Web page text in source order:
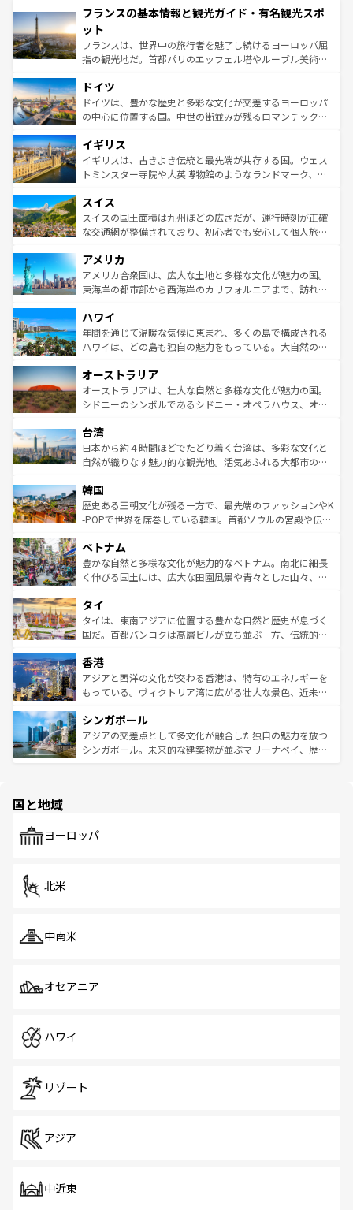
ませてくれるイタリアで、忘れられない旅をしてみよう！
なお、新着のイタリア情報は
しい。
文化が根付くこの国では、情熱的なフラメンコ、熱気あふ
れる闘牛、そして美味しいタパスが生活の一部となってい
る。首都マドリードの洗練された雰囲気や、バルセロナの
アートに溢れた街角から、地方では古代ローマ遺跡や中世
せる。地方によって風土や気候が異なるスペインはその個
性で訪れる人を魅了する。 なお、新着のスペイン情報は コ
ンテンツ一覧を参照してほしい。
フランスの基本情報と観光ガイド・有名観光スポ
ット
フランスは、世界中の旅行者を魅了し続けるヨーロッパ屈
指の観光地だ。首都パリのエッフェル塔やルーブル美術館
で、幅広い魅力が詰まっている。華麗な宮殿、歴史的な大
聖堂、美しいビーチ、そして豊かな自然が、訪れる者を心
から魅了する。また、フランスは美食の国としても知ら
いる。シャンパンの発祥地であるランス、プロヴァンスの
香り高いラベンダー畑など、多彩な楽しみ方が可能だ。さ
らに、パリ以外の地域にも魅力が溢れており、どの街角に
れる地方に足を運ぶとそれぞれで全く異なる文化を体験で
きるだろう。 なお、新着のフランス情報はコンテンツ一覧
を参照してほしい。
ドイツ
ドイツは、豊かな歴史と多彩な文化が交差するヨーロッパ
の中心に位置する国。中世の街並みが残るロマンチック街
顔を持つこの国は、どこを歩いても飽きることがない。ベ
ルリンの文化的活気、バイエルン州のアルプスの絶景、そ
してライン川沿いのワイン畑といった風景は必見。ビール
は、お酒好きな人にはぜひ体験してほしい。 なお、新着の
ドイツ情報はコンテンツ一覧を参照してほしい。
イギリス
イギリスは、古きよき伝統と最先端が共存する国。ウェス
トミンスター寺院や大英博物館のようなランドマーク、歴
リアごとに異なる魅力がある。また、優雅なアフタヌーン
ティー、ビール好きにはたまらない英国パブ、サッカー観
戦など、本場だからこそできる体験も豊富。イギリスを旅
ンツ一覧を参照してほしい。
スイス
スイスの国土面積は九州ほどの広さだが、運行時刻が正確
な交通網が整備されており、初心者でも安心して個人旅行
の建物がそのまま残る町や、スイスならではのユニークな
博物館もあり、アルプス観光だけでなく町歩きも満喫する
ことができる。国民の所得が高いため物価も高いが、旅行
ば市内交通費無料で観光を楽しむこともできる。 なお、新
着のスイス情報はコンテンツ一覧 を参照してほしい。
アメリカ
アメリカ合衆国は、広大な土地と多様な文化が魅力の国。
東海岸の都市部から西海岸のカリフォルニアまで、訪れる
のような巨大都市は、観光、ショッピング、エンターテイ
ンメントが詰まった刺激的なスポットだ。一方、アメリカ
西部には大自然が広がり、グランドキャニオンやイエロー
部のニューオーリンズでは、音楽と美食が融合した独特の
文化が魅力。旅行者はアメリカの各地域で異なる魅力を楽
しみながら、その多様性と豊かな歴史を感じることができ
ならではの贅沢な旅のスタイルだ。 なお、新着のアメリカ
情報はコンテンツ一覧を参照してほしい。
ハワイ
年間を通じて温暖な気候に恵まれ、多くの島で構成される
ハワイは、どの島も独自の魅力をもっている。大自然の神
ワイ島は見逃せない。また、定番の観光地といえばオアフ
島だが、静かな自然を求めるならマウイ島やカウアイ島が
おすすめ。エメラルドグリーンに輝く海をはじめ、豊かな
れるおもてなしの心で訪れる人々を迎えてくれるハワイの
人々、おいしいローカルフードやハワイアンミュージッ
ク、伝統的なフラダンスなど、すべてがハワイの魅力を彩
ワイを、存分に味わってほしい。 なお、新着のハワイ情報
はコンテンツ一覧を参照してほしい。
オーストラリア
オーストラリアは、壮大な自然と多様な文化が魅力の国。
シドニーのシンボルであるシドニー・オペラハウス、オー
リアリーフや大陸中央部にそびえるウルル（エアーズロッ
ク）、タスマニアの美しい原生林やケアンズの熱帯雨林な
ど、見どころがたくさん。また、カフェやワイン、オージ
いる。アクティビティも充実しており、サーフィンやダイ
ビング、ハイキングなど、アウトドア好きにはたまらな
い。オーストラリアの多彩な魅力を存分に味わいつくそ
参照してほしい。
台湾
日本から約４時間ほどでたどり着く台湾は、多彩な文化と
自然が織りなす魅力的な観光地。活気あふれる大都市の台
ン）、静ひつな山岳地帯である台湾東部など、都市の喧騒
と山間の静けさが共存しており、訪れる人に新しい発見と
驚きをもたらしてくれる。また、奥深い台湾の食文化も魅
容にもいいと評判のスイーツなど、バラエティ豊かな料理
が味わえる。 なお、新着の台湾情報は コンテンツ一覧を参
照してほしい。
韓国
歴史ある王朝文化が残る一方で、最先端のファッションやK
-POPで世界を席巻している韓国。首都ソウルの宮殿や伝統
き、地方に足を延ばせば四季折々の自然美を楽しむことが
できる。そして、キムチや焼肉、絶品のストリートフード
まで、さまざまな韓国料理が待っている。夜には、韓国な
リティに包まれながら、韓国の多彩な魅力を心ゆくまで味
わってみてほしい。 なお、新着の韓国情報はコンテンツ一
覧を参照してほしい。
ベトナム
豊かな自然と多様な文化が魅力的なベトナム。南北に細長
く伸びる国土には、広大な田園風景や青々とした山々、世
急速な発展と共に伝統が息づく。ハノイの古い町並みやホ
ーチミン市のフランス統治時代の建物も、独特の雰囲気を
醸し出している。また、バラエティの豊かさとおいしさで
とつ。フォーやバインミー、ベトナムコーヒーなどは、ぜ
ひ現地で味わいたい。どの地域を訪れてもあたたかい人々
が旅行者を迎えてくれるので、きっと忘れられない旅にな
参照してほしい。
タイ
タイは、東南アジアに位置する豊かな自然と歴史が息づく
国だ。首都バンコクは高層ビルが立ち並ぶ一方、伝統的な
の活気が交差している。北部ではチェンマイなどの山岳地
帯で自然と触れ合い、南部ではプーケットやクラビの美し
いビーチでリゾート気分を楽しむことができる。タイ料理
激する。気候は一年中温暖で、どの季節にも異なる楽しみ
が待っている。親しみやすいタイの人々、仏教を中心とし
た文化、そして多様な観光資源が、訪れる旅人を魅了し続
香港
アジアと西洋の文化が交わる香港は、特有のエネルギーを
もっている。ヴィクトリア湾に広がる壮大な景色、近未来
み、どこを訪れても感動するはず。観光スポットが密集し
ており、効率よく見どころを回れるのも魅力。息をのむよ
うな絶景から文化的な体験まで、香港を存分に楽しみ尽く
シンガポール
アジアの交差点として多文化が融合した独自の魅力を放つ
シンガポール。未来的な建築物が並ぶマリーナベイ、歴史
で、ホーカーズは地元の風情を楽しめる外せないスポット
国と地域
ヨーロッパ
北米
中南米
オセアニア
ハワイ
リゾート
アジア
中近東